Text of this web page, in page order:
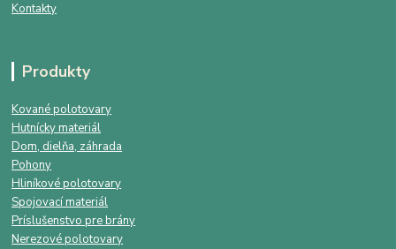
Kontakty
Produkty
Kované polotovary
Hutnícky materiál
Dom, dielňa, záhrada
Pohony
Hliníkové polotovary
Spojovací materiál
Príslušenstvo pre brány
Nerezové polotovary